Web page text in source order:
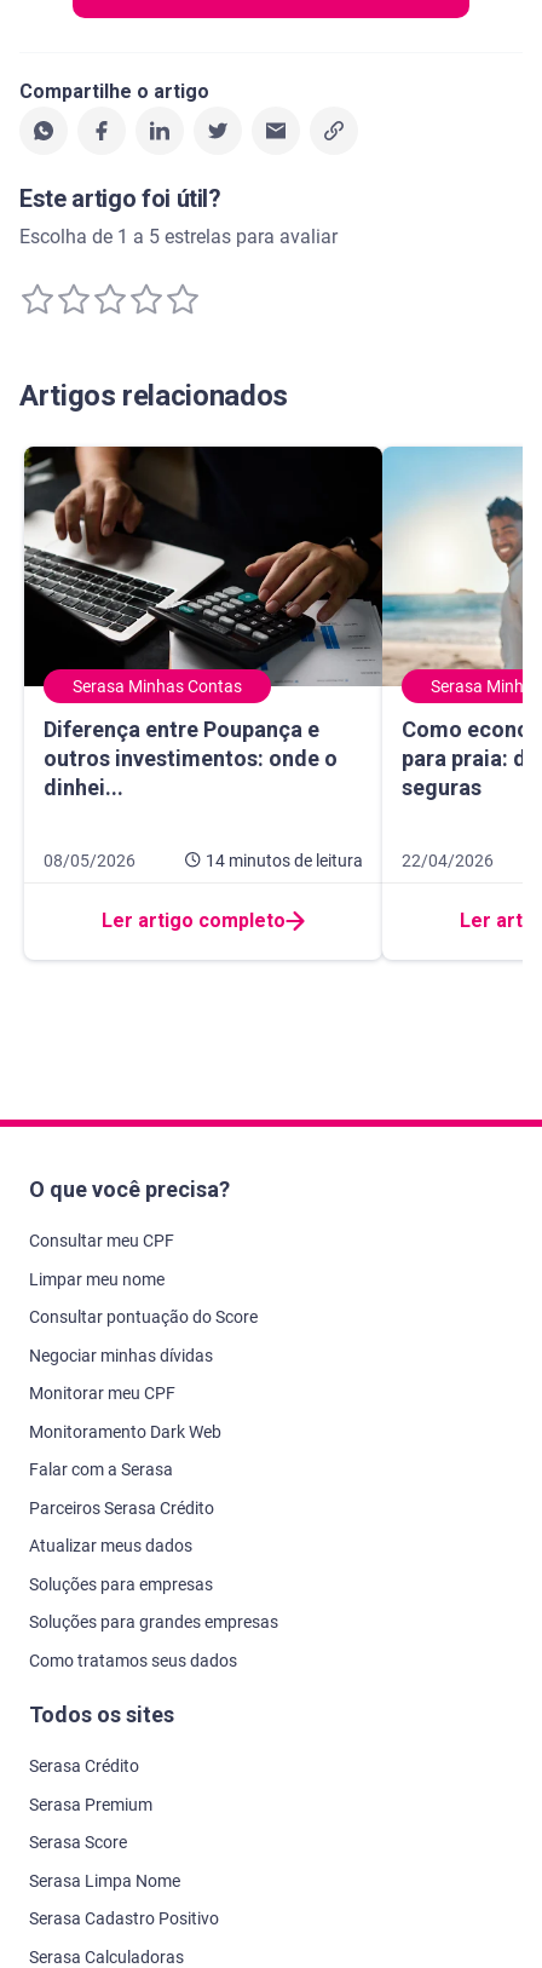
Compartilhe o artigo
Este artigo foi útil?
Escolha de 1 a 5 estrelas para avaliar
Artigos relacionados
Serasa Minhas Contas
Diferença entre Poupança e
outros investimentos: onde o
dinhei...
Diferença entre Poupança e outros investimentos: onde o
Data de publicação 8 de maio de 2026
08/05/2026 14 minutosde leitura
14 minutos de leitura
Ler artigo completo
Serasa
Como
para praia:
seguras
Como
Data de
22/04/2026
9 minutos de
Ler
O que você precisa?
Consultar meu CPF
Limpar meu nome
Consultar pontuação do Score
Negociar minhas dívidas
Monitorar meu CPF
Monitoramento Dark Web
Falar com a Serasa
Parceiros Serasa Crédito
Atualizar meus dados
Soluções para empresas
Soluções para grandes empresas
Como tratamos seus dados
Todos os sites
Serasa Crédito
Serasa Premium
Serasa Score
Serasa Limpa Nome
Serasa Cadastro Positivo
Serasa Calculadoras